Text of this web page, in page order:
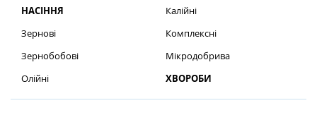
НАСІННЯ
Зернові
Зернобобові
Олійні
Калійні
Комплексні
Мікродобрива
ХВОРОБИ